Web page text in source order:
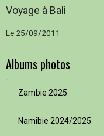
Voyage à Bali
Le 25/09/2011
Albums photos
Zambie 2025
Namibie 2024/2025